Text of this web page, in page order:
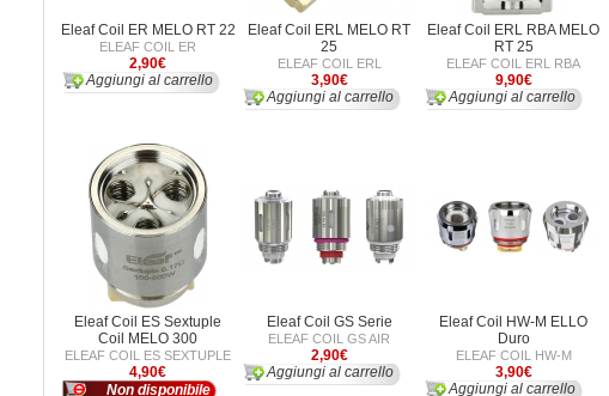
Eleaf Coil ER MELO RT 22
ELEAF COIL ER
2,90€
Aggiungi al carrello
Eleaf Coil ERL MELO RT
25
ELEAF COIL ERL
3,90€
Aggiungi al carrello
Eleaf Coil ERL RBA MELO
RT 25
ELEAF COIL ERL RBA
9,90€
Aggiungi al carrello
Eleaf Coil ES Sextuple
Coil MELO 300
ELEAF COIL ES SEXTUPLE
4,90€
Non disponibile
Eleaf Coil GS Serie
ELEAF COIL GS AIR
2,90€
Aggiungi al carrello
Eleaf Coil HW-M ELLO
Duro
ELEAF COIL HW-M
3,90€
Aggiungi al carrello